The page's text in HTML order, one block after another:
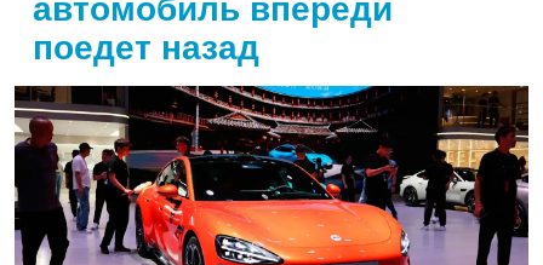
автомобиль впереди
поедет назад